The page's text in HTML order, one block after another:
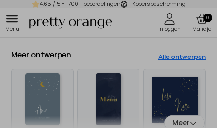
4.65 / 5 - 1700+ beoordelingen + Kopersbescherming
0
Meer ontwerpen Alle ontwerpen
Meer